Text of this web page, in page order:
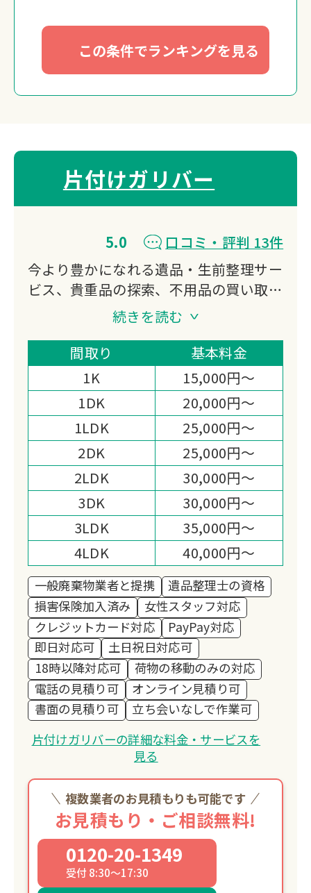
この条件でランキングを見る
片付けガリバー
5.0
口コミ・評判 13件
今より豊かになれる遺品・生前整理サー
ビス、貴重品の探索、不用品の買い取
り、特殊清掃、ゴミ屋敷対応などをご提
供する会社になります。
私たち片付けガリバーは「日本一真面目
な遺品整理業者｣である事を宣言しま
す。
続きを読む
間取り
基本料金
1K
15,000円～
1DK
20,000円～
1LDK
25,000円～
2DK
25,000円～
2LDK
30,000円～
3DK
30,000円～
3LDK
35,000円～
4LDK
40,000円～
一般廃棄物業者と提携
遺品整理士の資格
損害保険加入済み
女性スタッフ対応
クレジットカード対応
PayPay対応
即日対応可
土日祝日対応可
18時以降対応可
荷物の移動のみの対応
電話の見積り可
オンライン見積り可
書面の見積り可
立ち会いなしで作業可
片付けガリバーの詳細な料金・サービスを
見る
複数業者のお見積もりも可能です
お見積もり・ご相談無料!
0120-20-1349
受付 8:30～17:30